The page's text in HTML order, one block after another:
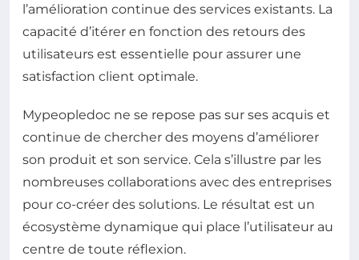
l’amélioration continue des services existants. La
capacité d’itérer en fonction des retours des
utilisateurs est essentielle pour assurer une
satisfaction client optimale.
Mypeopledoc ne se repose pas sur ses acquis et
continue de chercher des moyens d’améliorer
son produit et son service. Cela s’illustre par les
nombreuses collaborations avec des entreprises
pour co-créer des solutions. Le résultat est un
écosystème dynamique qui place l’utilisateur au
centre de toute réflexion.